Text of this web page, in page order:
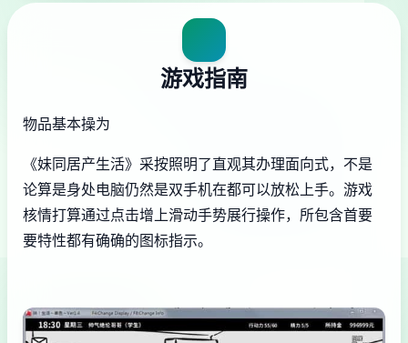
游戏指南
物品基本操为
《妹同居产生活》采按照明了直观其办理面向式，不是
论算是身处电脑仍然是双手机在都可以放松上手。游戏
核情打算通过点击增上滑动手势展行操作，所包含首要
要特性都有确确的图标指示。